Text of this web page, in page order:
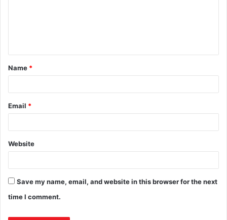
Name *
Email *
Website
Save my name, email, and website in this browser for the next
time I comment.